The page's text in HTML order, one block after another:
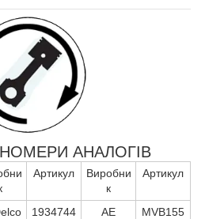
АНАЛОГІВ
Артикул
Виробни
к
Артикул
1934744
AE
MVB155